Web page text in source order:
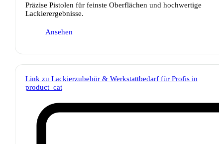
Präzise Pistolen für feinste Oberflächen und hochwertige
Lackierergebnisse.
Ansehen
Link zu Lackierzubehör & Werkstattbedarf für Profis in
product_cat